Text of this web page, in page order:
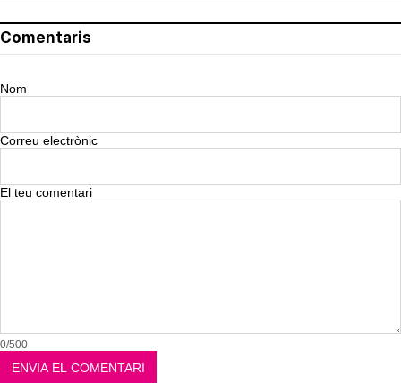
Comentaris
Nom
Correu electrònic
El teu comentari
0/500